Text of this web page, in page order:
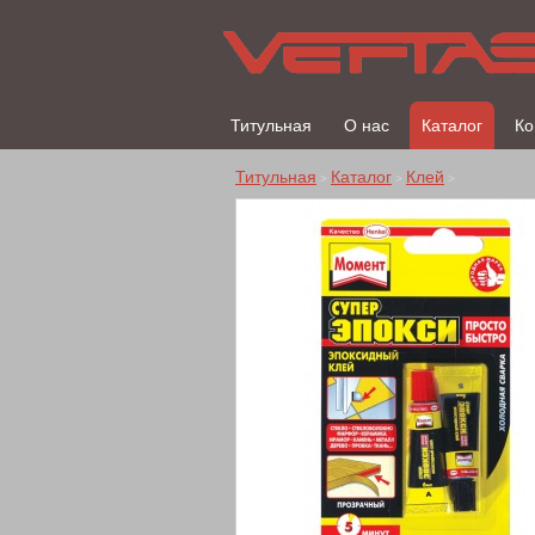
Титульная О нас Каталог
Титульная > Каталог > Клей >